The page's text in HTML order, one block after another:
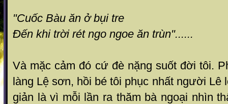
"Cuốc Bàu ăn ở bụi tre
Đến khi trời rét ngo ngoe ăn trùn"......
Và mặc cảm đó cứ đè nặng suốt đời tôi.
làng Lệ sơn, hồi bé tôi phục nhất người
giản là vì mỗi lần ra thăm bà ngoại nhìn